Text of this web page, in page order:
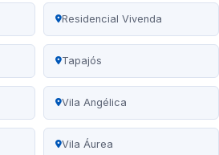
Residencial Vivenda
Tapajós
Vila Angélica
Vila Áurea